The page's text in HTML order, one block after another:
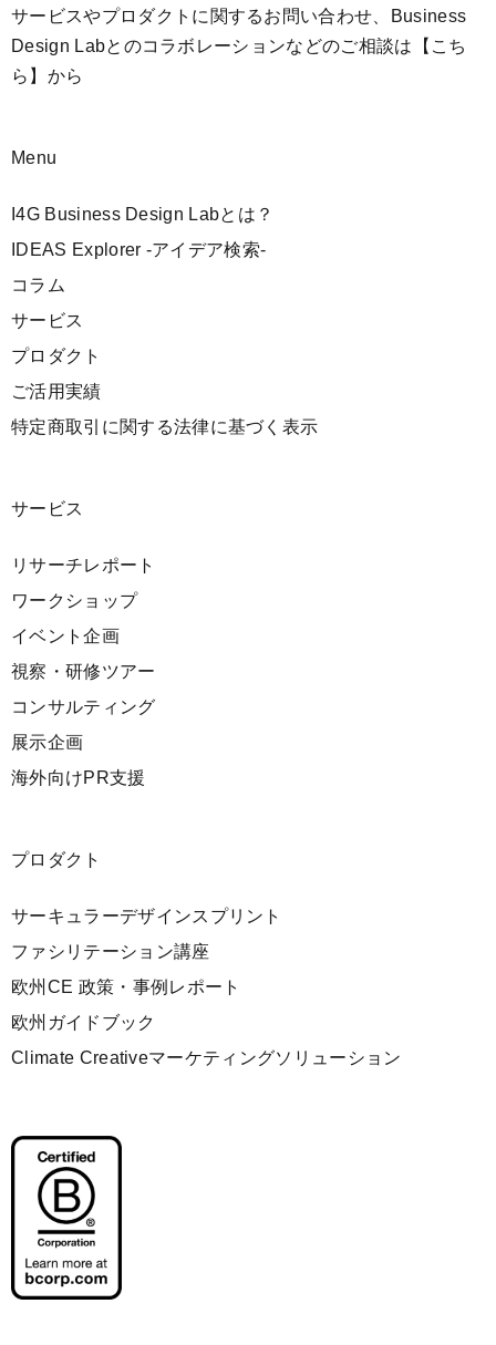
サービスやプロダクトに関するお問い合わせ、Business
Design Labとのコラボレーションなどのご相談は 【こち
ら】 から
Menu
I4G Business Design Labとは？
IDEAS Explorer -アイデア検索-
コラム
サービス
プロダクト
ご活用実績
特定商取引に関する法律に基づく表示
サービス
リサーチレポート
ワークショップ
イベント企画
視察・研修ツアー
コンサルティング
展示企画
海外向けPR支援
プロダクト
サーキュラーデザインスプリント
ファシリテーション講座
欧州CE 政策・事例レポート
欧州ガイドブック
Climate Creativeマーケティングソリューション